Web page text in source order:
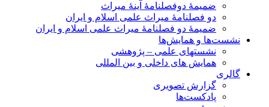
ضمیمۀ دوفصلنامۀ آینۀ میراث
دو فصلنامۀ میراث علمی اسلام و ایران
ضمیمۀ دو فصلنامۀ میراث علمی اسلام و ایران
نشست‌ها و همایش‌ها
نشستهای علمی – پژوهشی
همایش های داخلی و بین المللی
گالری
گزارش تصویری
پادکست‌ها